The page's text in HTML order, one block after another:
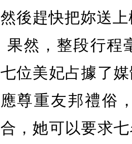
然後趕快把妳送
果然，整段行程
七位美妃占據了
應尊重友邦禮俗
合，她可以要求